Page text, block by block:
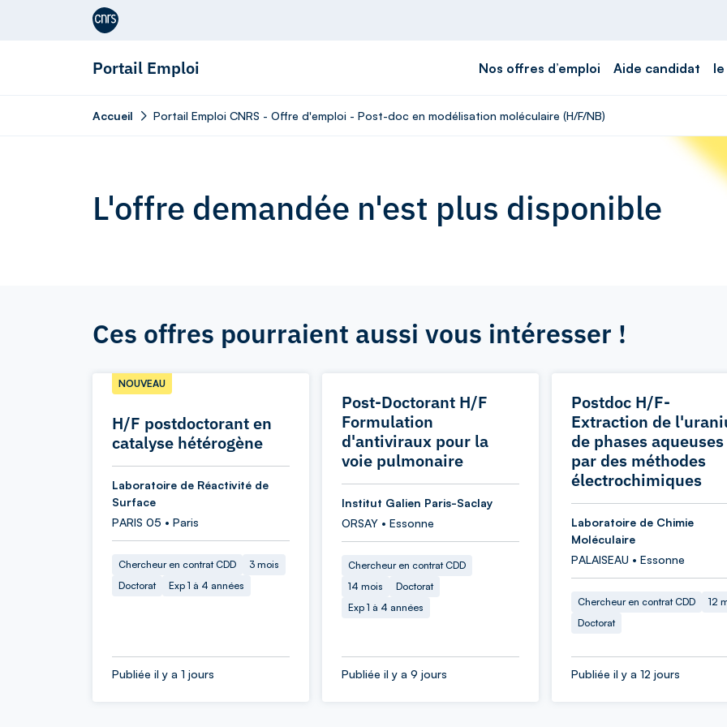
Aller au contenu
Portail Emploi Nos offres d’emploi Aide candidat
Accueil Portail Emploi CNRS - Offre d'emploi - Post-doc en modélisation moléculaire (H/F/NB)
L'offre demandée n'est plus disponible
Ces offres pourraient aussi vous intéresser !
H/F postdoctorant en
catalyse hétérogène
NOUVEAU
Laboratoire de Réactivité de
Surface
PARIS 05 • Paris
Chercheur en contrat CDD
3 mois
Doctorat
Exp 1 à 4 années
Publiée il y a 1 jours
Post-Doctorant H/F
Formulation
d'antiviraux pour la
voie pulmonaire
Institut Galien Paris-Saclay
ORSAY • Essonne
Chercheur en contrat CDD
14 mois
Doctorat
Exp 1 à 4 années
Publiée il y a 9 jours
Postdoc H/F-
Extraction de
de phases aqueuses
par des méthodes
électrochimiques
Laboratoire de Chimie
Moléculaire
PALAISEAU • Essonne
Chercheur en contrat CDD
12
Doctorat
Publiée il y a 12 jours